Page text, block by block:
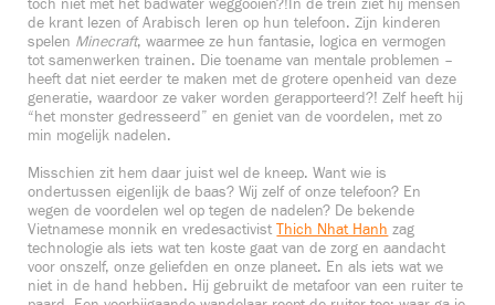
toch niet met het badwater weggooien?!In de trein ziet hij mensen
de krant lezen of Arabisch leren op hun telefoon. Zijn kinderen
spelen Minecraft, waarmee ze hun fantasie, logica en vermogen
tot samenwerken trainen. Die toename van mentale problemen –
heeft dat niet eerder te maken met de grotere openheid van deze
generatie, waardoor ze vaker worden gerapporteerd?! Zelf heeft hij
“het monster gedresseerd” en geniet van de voordelen, met zo
min mogelijk nadelen.
Misschien zit hem daar juist wel de kneep. Want wie is
ondertussen eigenlijk de baas? Wij zelf of onze telefoon? En
wegen de voordelen wel op tegen de nadelen? De bekende
Vietnamese monnik en vredesactivist
Thich Nhat Hanh zag
technologie als iets wat ten koste gaat van de zorg en aandacht
voor onszelf, onze geliefden en onze planeet. En als iets wat we
niet in de hand hebben. Hij gebruikt de metafoor van een ruiter te